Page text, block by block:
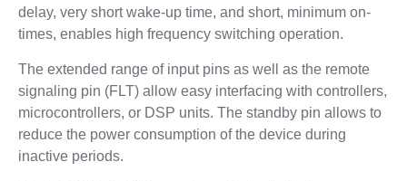
delay, very short wake-up time, and short, minimum on-
times, enables high frequency switching operation.
The extended range of input pins as well as the remote
signaling pin (FLT) allow easy interfacing with controllers,
microcontrollers, or DSP units. The standby pin allows to
reduce the power consumption of the device during
inactive periods.